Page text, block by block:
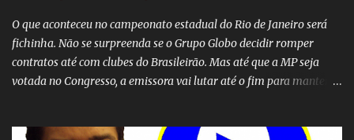
O que aconteceu no campeonato estadual do Rio de Janeiro será
fichinha. Não se surpreenda se o Grupo Globo decidir romper
contratos até com clubes do Brasileirão. Mas até que a MP seja
votada no Congresso, a emissora vai lutar até o fim para manter o